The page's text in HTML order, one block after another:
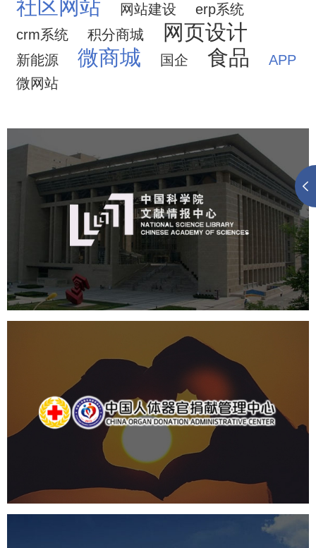
社区网站 网站建设
erp系统
crm系统
积分商城 网页设计
新能源 微商城 国企 食品
APP
微网站
中国科学院文献情报中心
网站建设 虚拟展厅
数字博物馆建设
展厅空间设计
产品展厅设计
中国人体器官捐献管理中心
国企 品牌官网 网站建设